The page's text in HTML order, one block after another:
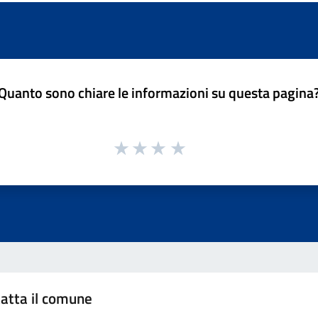
sono chiare le informazioni su questa
il comune